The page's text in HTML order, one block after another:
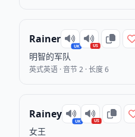
Rainer
UK US
明智的军队
英式英语 · 音节 2 · 长度 6
Rainey
UK US
女王